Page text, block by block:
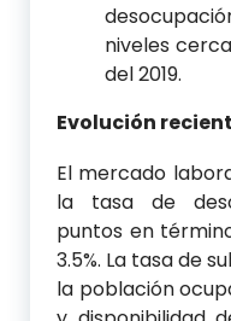
niveles
del 2019.
Evolución
El mercado
la tasa de
puntos en
3.5%. La tasa de
la población